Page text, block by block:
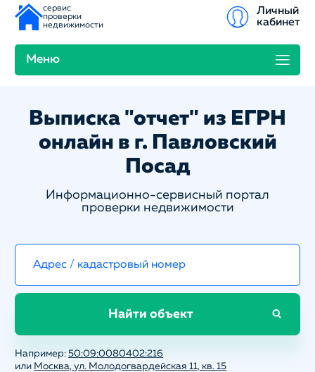
сервис
проверки
недвижимости
Меню
Личный
кабинет
Выписка "отчет" из ЕГРН
онлайн в г. Павловский
Посад
Информационно-сервисный портал
проверки недвижимости
Найти объект
Например:50:09:0080402:216
или Москва, ул. Молодогвардейская 11, кв. 15